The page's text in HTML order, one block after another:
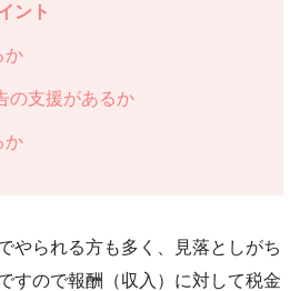
ント
か
の支援があるか
か
やられる方も多く、見落としがち
すので報酬（収入）に対して税金